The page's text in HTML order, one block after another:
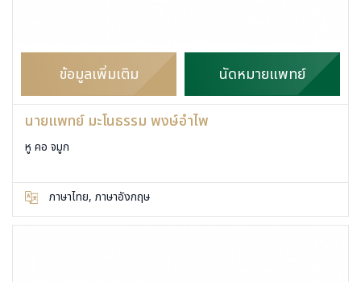
ข้อมูลเพิ่มเติม นัดหมายแพทย์
นายแพทย์ มะโนธรรม พงษ์อำไพ
หู คอ จมูก
ภาษาไทย, ภาษาอังกฤษ